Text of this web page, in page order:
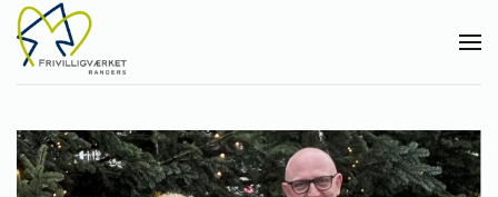
Gå til hovedindhold